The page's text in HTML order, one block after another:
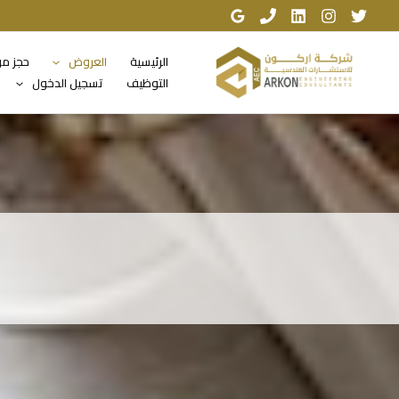
تخطي
إلى
الرئيسية العروض
حجز
التوظيف
تسجيل الدخول